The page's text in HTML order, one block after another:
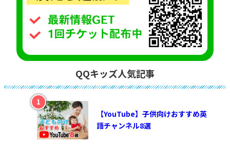
QQキッズ人気記事
【YouTube】子供向けおすすめ英
語チャンネル8選